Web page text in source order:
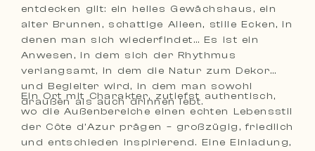
entdecken gilt: ein helles Gewächshaus, ein
alter Brunnen, schattige Alleen, stille Ecken, in
denen man sich wiederfindet… Es ist ein
Anwesen, in dem sich der Rhythmus
verlangsamt, in dem die Natur zum Dekor
und Begleiter wird, in dem man sowohl
draußen als auch drinnen lebt.
Ein Ort mit Charakter, zutiefst authentisch,
wo die Außenbereiche einen echten Lebensstil
der Côte d’Azur prägen – großzügig, friedlich
und entschieden inspirierend. Eine Einladung,